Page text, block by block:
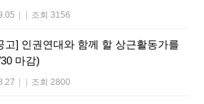
| | 조회 3156
고] 인권연대와 함께 할 상근활동가를
마감)
| | 조회 2800